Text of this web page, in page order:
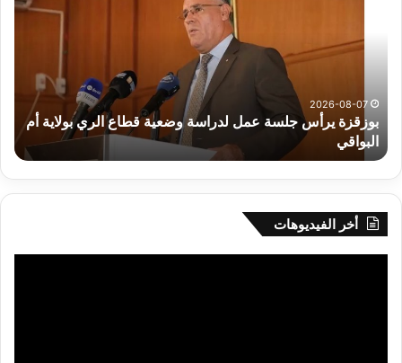
لدراسة
الري
بولاية
البواقي
2026-08-07
بوزقزة يرأس جلسة عمل لدراسة وضعية قطاع الري بولاية أم
البواقي
أخر الفيديوهات